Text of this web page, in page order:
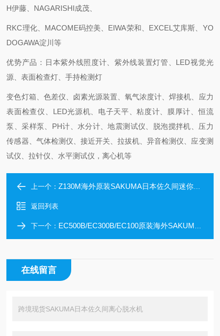
H伊藤、NAGARISHI成茂、
RKC理化、MACOME码控美、EIWA荣和、EXCEL艾库斯、YO
DOGAWA淀川等
优势产品：日本紫外线照度计、紫外线装置灯管、LED视觉光
源、表面检查灯、手持检测灯
变色灯箱、色差仪、卤素光源装置、氧气浓度计、焊接机、应力
表面检查仪、LED光源机、电子天平、粘度计、膜厚计、恒流
泵、采样泵、PH计、水分计、地震测试仪、脱泡搅拌机、压力
传感器、气体检测仪、接近开关、拉拔机、异音检测仪、应变测
试仪、拉针仪、水平测试仪，离心机等
上一个：Z130M海外原装SAKUMA日本佐久间迷你离心机
返回列表
下一个： EC500B/EC300B/EC100原装海外SAKUMA日本佐久间离心蒸发器
在线留言